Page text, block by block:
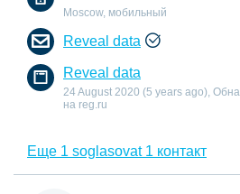
Moscow, мобильный
Reveal data
Reveal data
24 August 2020 (5 years ago),
на reg.ru
Еще 1 soglasovat 1 контакт